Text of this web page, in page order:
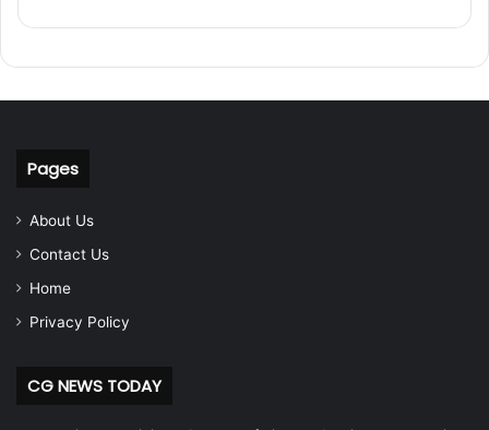
Pages
About Us
Contact Us
Home
Privacy Policy
CG NEWS TODAY